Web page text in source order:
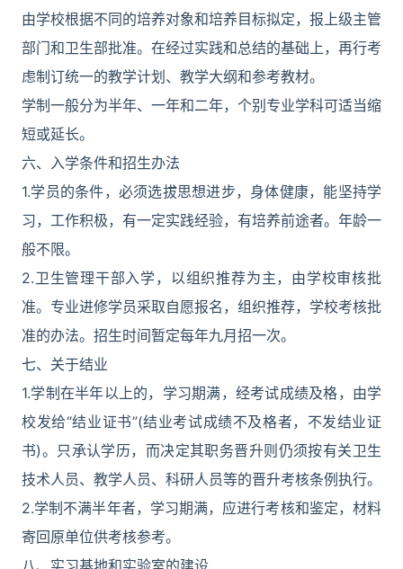
由学校根据不同的培养对象和培养目标拟定，报上级主管
部门和卫生部批准。在经过实践和总结的基础上，再行考
虑制订统一的教学计划、教学大纲和参考教材。
学制一般分为半年、一年和二年，个别专业学科可适当缩
短或延长。
六、入学条件和招生办法
1.学员的条件，必须选拔思想进步，身体健康，能坚持学
习，工作积极，有一定实践经验，有培养前途者。年龄一
般不限。
2.卫生管理干部入学，以组织推荐为主，由学校审核批
准。专业进修学员采取自愿报名，组织推荐，学校考核批
准的办法。招生时间暂定每年九月招一次。
七、关于结业
1.学制在半年以上的，学习期满，经考试成绩及格，由学
校发给“结业证书”(结业考试成绩不及格者，不发结业证
书)。只承认学历，而决定其职务晋升则仍须按有关卫生
技术人员、教学人员、科研人员等的晋升考核条例执行。
2.学制不满半年者，学习期满，应进行考核和鉴定，材料
寄回原单位供考核参考。
八、实习基地和实验室的建设